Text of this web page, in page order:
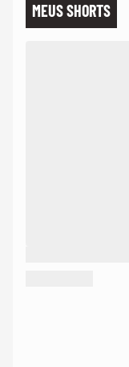
MEUS SHORTS